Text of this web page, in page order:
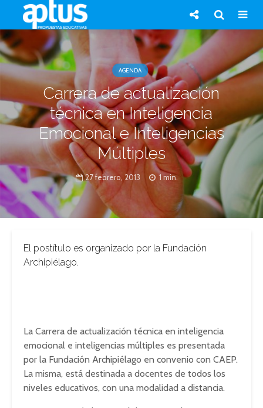
AGENDA
Carrera de actualización
técnica en Inteligencia
Emocional e Inteligencias
Múltiples
27 febrero, 2013 1 min.
El postítulo es organizado por la Fundación
Archipiélago.
La Carrera de actualización técnica en inteligencia
emocional e inteligencias múltiples es presentada
por la Fundación Archipiélago en convenio con CAEP.
La misma, está destinada a docentes de todos los
niveles educativos, con una modalidad a distancia.